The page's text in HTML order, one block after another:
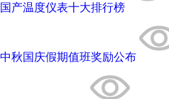
国产温度仪表十大排行榜
中秋国庆假期值班奖励公布